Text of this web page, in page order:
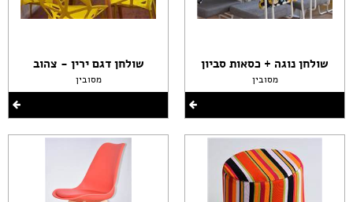
שולחן נוגה + כסאות סביון
מסובין
שולחן דגם ירין - צהוב
מסובין